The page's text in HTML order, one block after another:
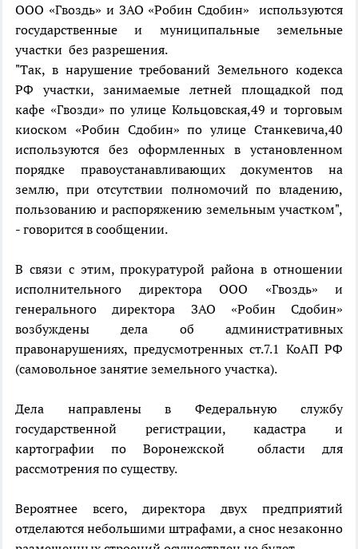
ООО «Гвоздь» и ЗАО «Робин Сдобин» используются
государственные и муниципальные земельные
участки без разрешения.
"Так, в нарушение требований Земельного кодекса
РФ участки, занимаемые летней площадкой под
кафе «Гвозди» по улице Кольцовская,49 и торговым
киоском «Робин Сдобин» по улице Станкевича,40
используются без оформленных в установленном
порядке правоустанавливающих документов на
землю, при отсутствии полномочий по владению,
пользованию и распоряжению земельным участком",
- говорится в сообщении.
В связи с этим, прокуратурой района в отношении
исполнительного директора ООО «Гвоздь» и
генерального директора ЗАО «Робин Сдобин»
возбуждены дела об административных
правонарушениях, предусмотренных ст.7.1 КоАП РФ
(самовольное занятие земельного участка).
Дела направлены в Федеральную службу
государственной регистрации, кадастра и
картографии по Воронежской области для
рассмотрения по существу.
Вероятнее всего, директора двух предприятий
отделаются небольшими штрафами, а снос незаконно